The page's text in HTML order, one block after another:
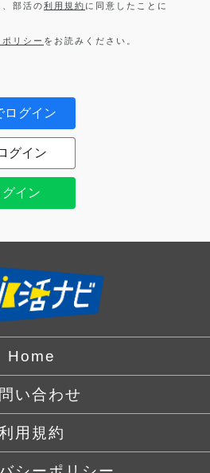
部活の利用規約 に同意したことに
リシー をお読みください。
ログイン
グイン
イン
Home
い合わせ
用規約